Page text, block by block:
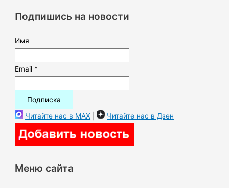
:Подпишись на новости
Имя
Email *
Читайте нас в MAX | Читайте нас в Дзен
Меню сайта